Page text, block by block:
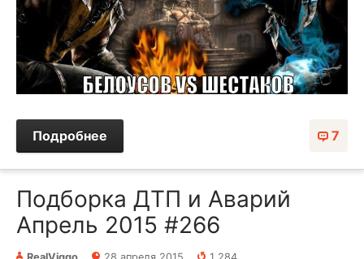
7
Подробнее
Подборка ДТП и Аварий
Апрель 2015 #266